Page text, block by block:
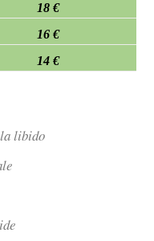
18 €
16 €
14 €
libido